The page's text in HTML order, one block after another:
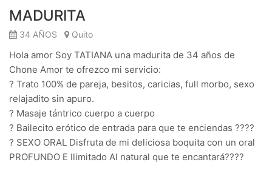
MADURITA
34 AÑOS Quito
Hola amor Soy TATIANA una madurita de 34 años de
Chone Amor te ofrezco mi servicio:
? Trato 100% de pareja, besitos, caricias, full morbo, sexo
relajadito sin apuro.
? Masaje tántrico cuerpo a cuerpo
? Bailecito erótico de entrada para que te enciendas ????
? SEXO ORAL Disfruta de mi deliciosa boquita con un oral
PROFUNDO E Ilimitado Al natural que te encantará????